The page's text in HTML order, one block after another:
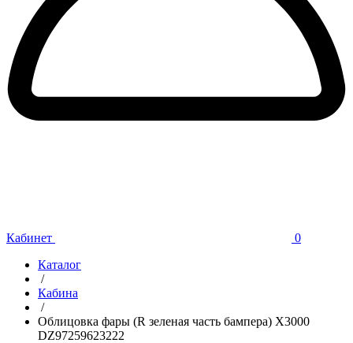
Кабинет
0
Каталог
/
Кабина
/
Облицовка фары (R зеленая часть бампера) X3000
DZ97259623222